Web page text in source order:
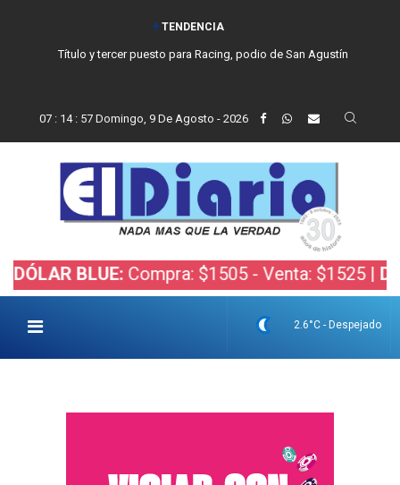
TENDENCIA
Título y tercer puesto para Racing, podio de San Agustín
07 : 14: 58 Domingo, 9 De Agosto - 2026
BLUE:Compra: $1505 - Venta: $1525 |DÓLAR
2.6°C - Despejado